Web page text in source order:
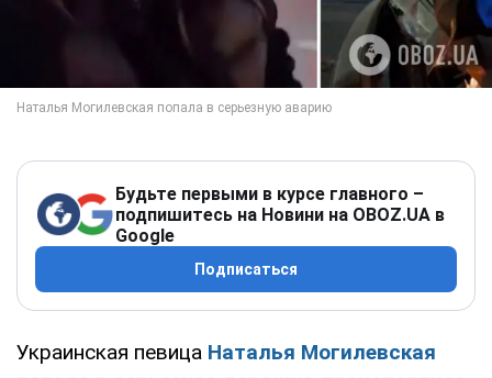
Будьте первыми в курсе главного –
подпишитесь на Новини на OBOZ.UA в
Google
Подписаться
Украинская певица Наталья Могилевская